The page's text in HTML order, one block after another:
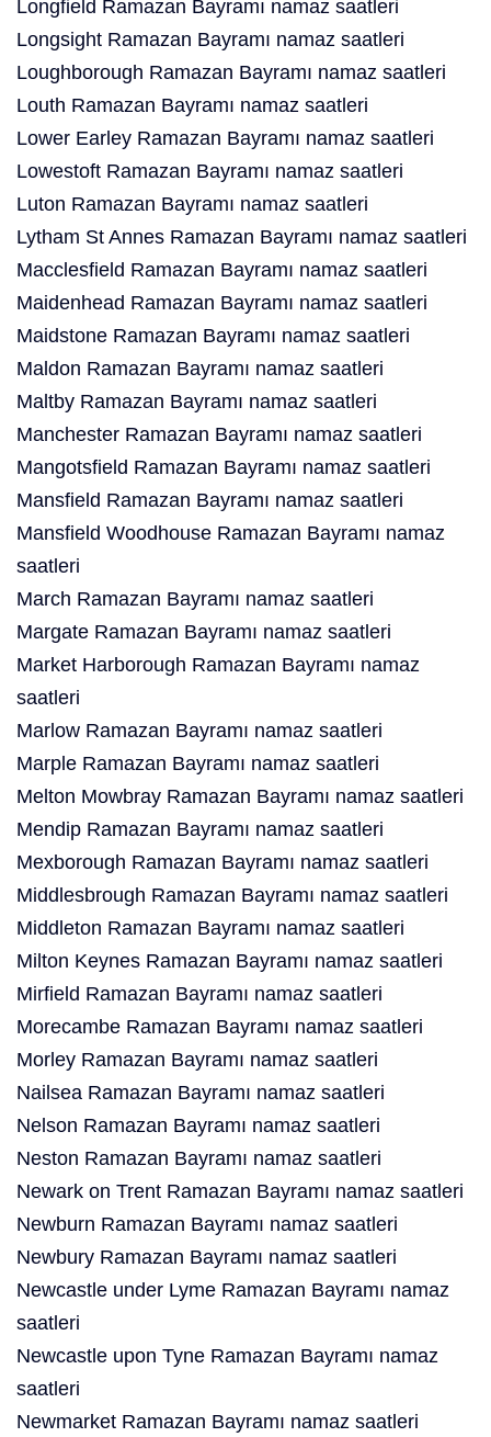
Longfield Ramazan Bayramı namaz saatleri
Longsight Ramazan Bayramı namaz saatleri
Loughborough Ramazan Bayramı namaz saatleri
Louth Ramazan Bayramı namaz saatleri
Lower Earley Ramazan Bayramı namaz saatleri
Lowestoft Ramazan Bayramı namaz saatleri
Luton Ramazan Bayramı namaz saatleri
Lytham St Annes Ramazan Bayramı namaz saatleri
Macclesfield Ramazan Bayramı namaz saatleri
Maidenhead Ramazan Bayramı namaz saatleri
Maidstone Ramazan Bayramı namaz saatleri
Maldon Ramazan Bayramı namaz saatleri
Maltby Ramazan Bayramı namaz saatleri
Manchester Ramazan Bayramı namaz saatleri
Mangotsfield Ramazan Bayramı namaz saatleri
Mansfield Ramazan Bayramı namaz saatleri
Mansfield Woodhouse Ramazan Bayramı namaz
saatleri
March Ramazan Bayramı namaz saatleri
Margate Ramazan Bayramı namaz saatleri
Market Harborough Ramazan Bayramı namaz
saatleri
Marlow Ramazan Bayramı namaz saatleri
Marple Ramazan Bayramı namaz saatleri
Melton Mowbray Ramazan Bayramı namaz saatleri
Mendip Ramazan Bayramı namaz saatleri
Mexborough Ramazan Bayramı namaz saatleri
Middlesbrough Ramazan Bayramı namaz saatleri
Middleton Ramazan Bayramı namaz saatleri
Milton Keynes Ramazan Bayramı namaz saatleri
Mirfield Ramazan Bayramı namaz saatleri
Morecambe Ramazan Bayramı namaz saatleri
Morley Ramazan Bayramı namaz saatleri
Nailsea Ramazan Bayramı namaz saatleri
Nelson Ramazan Bayramı namaz saatleri
Neston Ramazan Bayramı namaz saatleri
Newark on Trent Ramazan Bayramı namaz saatleri
Newburn Ramazan Bayramı namaz saatleri
Newbury Ramazan Bayramı namaz saatleri
Newcastle under Lyme Ramazan Bayramı namaz
saatleri
Newcastle upon Tyne Ramazan Bayramı namaz
saatleri
Newmarket Ramazan Bayramı namaz saatleri